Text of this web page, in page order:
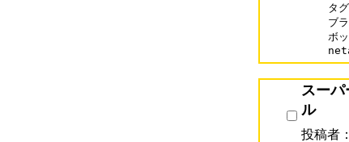
タ
ブ
ボ
スーパ
ル
投稿者